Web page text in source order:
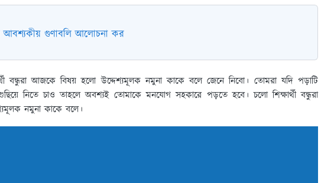
আবশ্যকীয় গুণাবলি আলোচনা কর
বন্ধুরা আজকে বিষয় হলো উদ্দেশ্যমূলক নমুনা কাকে বলে জেনে নিবো। তোমরা যদি পড়াটি
নিতে চাও তাহলে অবশ্যই তোমাকে মনযোগ সহকারে পড়তে হবে। চলো শিক্ষার্থী বন্ধুরা
নমুনা কাকে বলে।